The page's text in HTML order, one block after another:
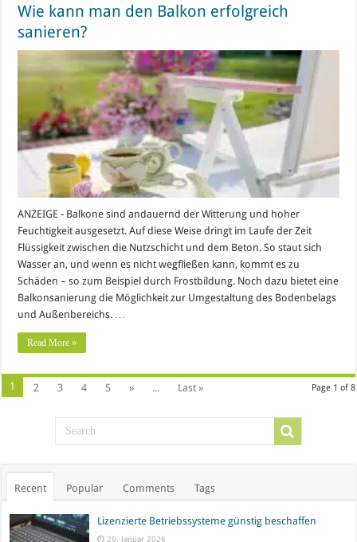
Wie kann man den Balkon erfolgreich
sanieren?
ANZEIGE - Balkone sind andauernd der Witterung und hoher
Feuchtigkeit ausgesetzt. Auf diese Weise dringt im Laufe der Zeit
Flüssigkeit zwischen die Nutzschicht und dem Beton. So staut sich
Wasser an, und wenn es nicht wegfließen kann, kommt es zu
Schäden – so zum Beispiel durch Frostbildung. Noch dazu bietet eine
Balkonsanierung die Möglichkeit zur Umgestaltung des Bodenbelags
und Außenbereichs. …
Read More »
Page 1 of 8
1 2 3 4 5 » ... Last »
Recent Popular Comments Tags
Lizenzierte Betriebssysteme günstig beschaffen
29. Januar 2026